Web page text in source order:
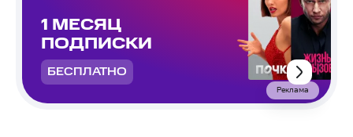
1 МЕСЯЦ
ПОДПИСКИ
БЕСПЛАТНО
Реклама